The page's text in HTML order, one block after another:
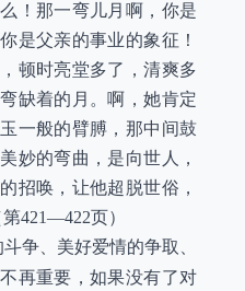
！那一弯儿月啊，你是
是父亲的事业的象征！
顿时亮堂多了，清爽多
缺着的月。啊，她肯定
一般的臂膊，那中间鼓
妙的弯曲，是向世人，
招唤，让他超脱世俗，
421—422页）
争、美好爱情的争取、
再重要，如果没有了对